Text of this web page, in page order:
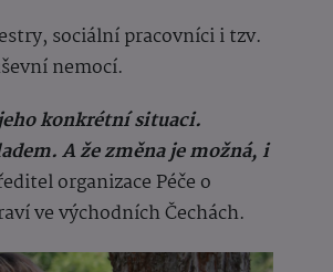
sociální pracovníci i tzv.
nemocí.
konkrétní situaci.
A že změna je možná, i
organizace Péče o
ve východních Čechách.